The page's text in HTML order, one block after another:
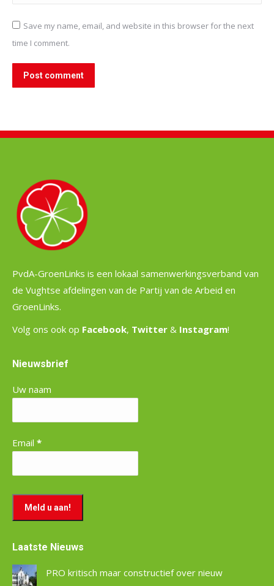
Save my name, email, and website in this browser for the next
time I comment.
Post comment
PvdA-GroenLinks is een lokaal samenwerkingsverband van
de Vughtse afdelingen van de Partij van de Arbeid en
GroenLinks.
Volg ons ook op Facebook, Twitter & Instagram!
Nieuwsbrief
Uw naam
Email *
Laatste Nieuws
PRO kritisch maar constructief over nieuw